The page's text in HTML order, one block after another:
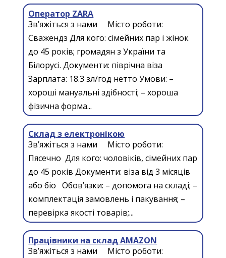
Оператор ZARA
Зв’яжіться з нами Місто роботи:
Сважендз Для кого: сімейних пар і жінок
до 45 років; громадян з України та
Білорусі. Документи: піврічна віза
Зарплата: 18.3 зл/год нетто Умови: –
хороші мануальні здібності; – хороша
фізична форма...
Склад з електронікою
Зв’яжіться з нами Місто роботи:
Пясечно Для кого: чоловіків, сімейних пар
до 45 років Документи: віза від 3 місяців
або біо Обов’язки: – допомога на складі; –
комплектація замовлень і пакування; –
перевірка якості товарів;...
Працівники на склад AMAZON
Зв’яжіться з нами Місто роботи: